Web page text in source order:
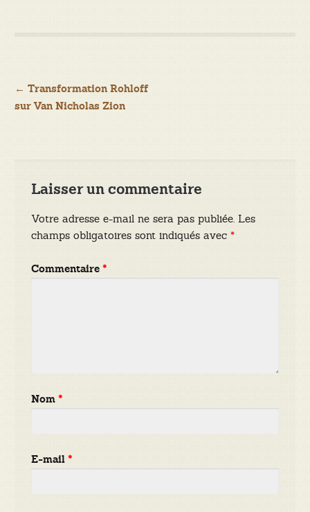
Navigation
← Transformation Rohloff
sur Van Nicholas Zion
Laisser un commentaire
Votre adresse e-mail ne sera pas publiée. Les
champs obligatoires sont indiqués avec*
Commentaire*
Nom*
E-mail*